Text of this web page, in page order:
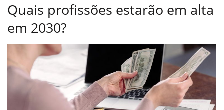
Quais profissões estarão em alta
em 2030?